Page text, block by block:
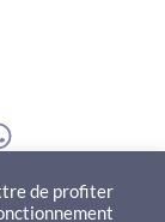
de profiter